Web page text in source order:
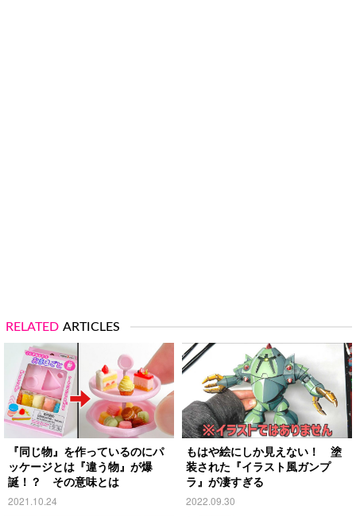
RELATED ARTICLES
『同じ物』を作っているのにパ
ッケージとは『違う物』が爆
誕！？ その意味とは
2021.10.24
もはや絵にしか見えない！ 塗
装された『イラスト風ガンプ
ラ』が凄すぎる
2022.09.30